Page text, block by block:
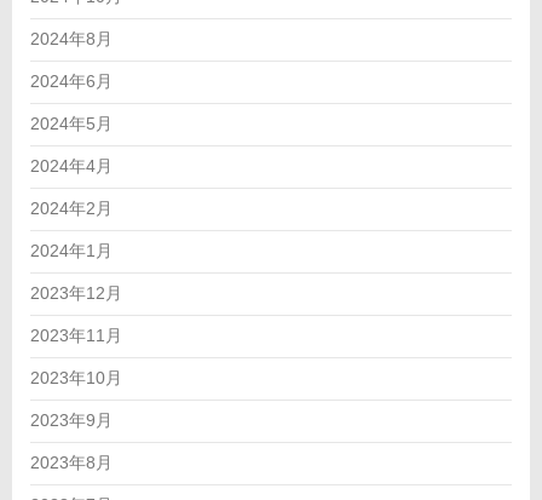
2024年8月
2024年6月
2024年5月
2024年4月
2024年2月
2024年1月
2023年12月
2023年11月
2023年10月
2023年9月
2023年8月